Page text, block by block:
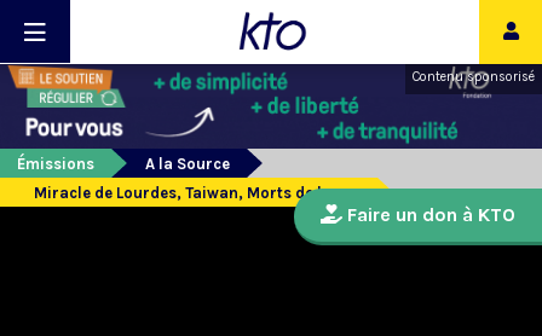
Contenu sponsorisé
Émissions
A la Source
Miracle de Lourdes, Taiwan, Morts de la rue
Faire un don à KTO